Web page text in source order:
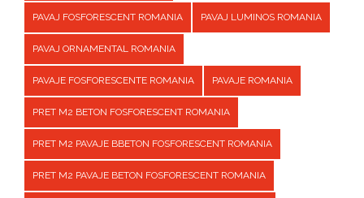
PAVAJ FOSFORESCENT ROMANIA PAVAJ LUMINOS ROMANIA
PAVAJ ORNAMENTAL ROMANIA
PAVAJE FOSFORESCENTE ROMANIA PAVAJE ROMANIA
PRET M2 BETON FOSFORESCENT ROMANIA
PRET M2 PAVAJE BBETON FOSFORESCENT ROMANIA
PRET M2 PAVAJE BETON FOSFORESCENT ROMANIA